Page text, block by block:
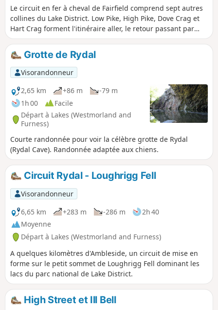
Le circuit en fer à cheval de Fairfield comprend sept autres
collines du Lake District. Low Pike, High Pike, Dove Crag et
Hart Crag forment l'itinéraire aller, le retour passant par
Great Rigg, Heron Pike et Nab Scar pour revenir à
Ambleside via Rydal. C'est un itinéraire en altitude, alors
choisis une bonne journée pour profiter au max des vues.
Grotte de Rydal
Visorandonneur
2,65 km
+86 m
-79 m
1h 00
Facile
Départ à Lakes (Westmorland and
Furness)
Courte randonnée pour voir la célèbre grotte de Rydal
(Rydal Cave). Randonnée adaptée aux chiens.
Circuit Rydal - Loughrigg Fell
Visorandonneur
6,65 km
+283 m -286 m
2h 40
Moyenne
Départ à Lakes (Westmorland and Furness)
A quelques kilomètres d'Ambleside, un circuit de mise en
forme sur le petit sommet de Loughrigg Fell dominant les
lacs du parc national de Lake District.
High Street et Ill Bell